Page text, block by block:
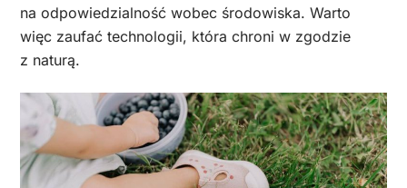
na odpowiedzialność wobec środowiska. Warto
więc zaufać technologii, która chroni w zgodzie
z naturą.